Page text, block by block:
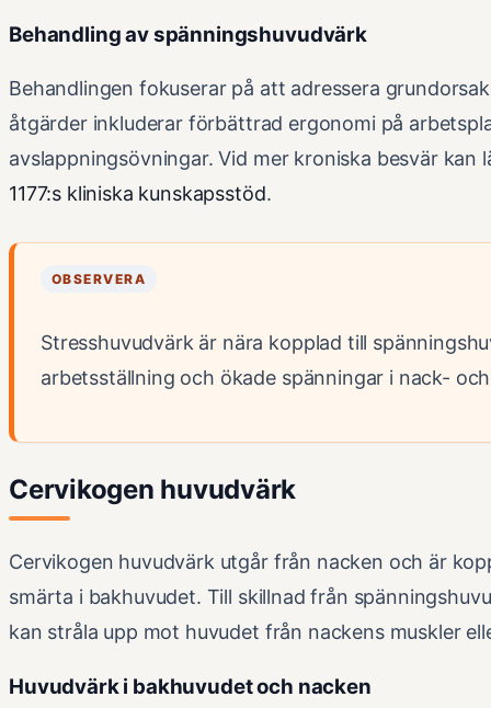
Behandling av spänningshuvudvärk
Behandlingen fokuserar på att adressera
åtgärder inkluderar förbättrad ergonomi på
avslappningsövningar. Vid mer kroniska besvär
1177:s kliniska kunskapsstöd.
OBSERVERA
Stresshuvudvärk är nära kopplad till
arbetsställning och ökade spänningar i nack-
Cervikogen huvudvärk
Cervikogen huvudvärk utgår från nacken och är
smärta i bakhuvudet. Till skillnad från
kan stråla upp mot huvudet från nackens muskler
Huvudvärk i bakhuvudet och nacken